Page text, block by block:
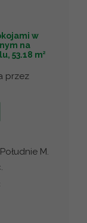
w
na
53.18 m2
przez
M.